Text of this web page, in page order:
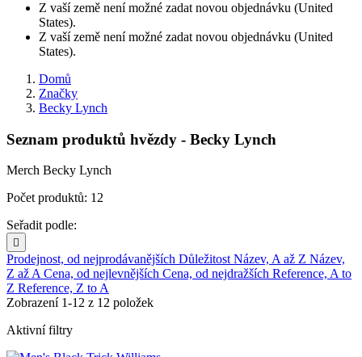
Z vaší země není možné zadat novou objednávku (United
States).
Z vaší země není možné zadat novou objednávku (United
States).
Domů
Značky
Becky Lynch
Seznam produktů hvězdy - Becky Lynch
Merch Becky Lynch
Počet produktů: 12
Seřadit podle:

Prodejnost, od nejprodávanějších DůležitostNázev, A až Z Název,
Z až ACena, od nejlevnějších Cena, od nejdražších Reference, A to
Z Reference, Z to A
Zobrazení 1-12 z 12 položek
Aktivní filtry